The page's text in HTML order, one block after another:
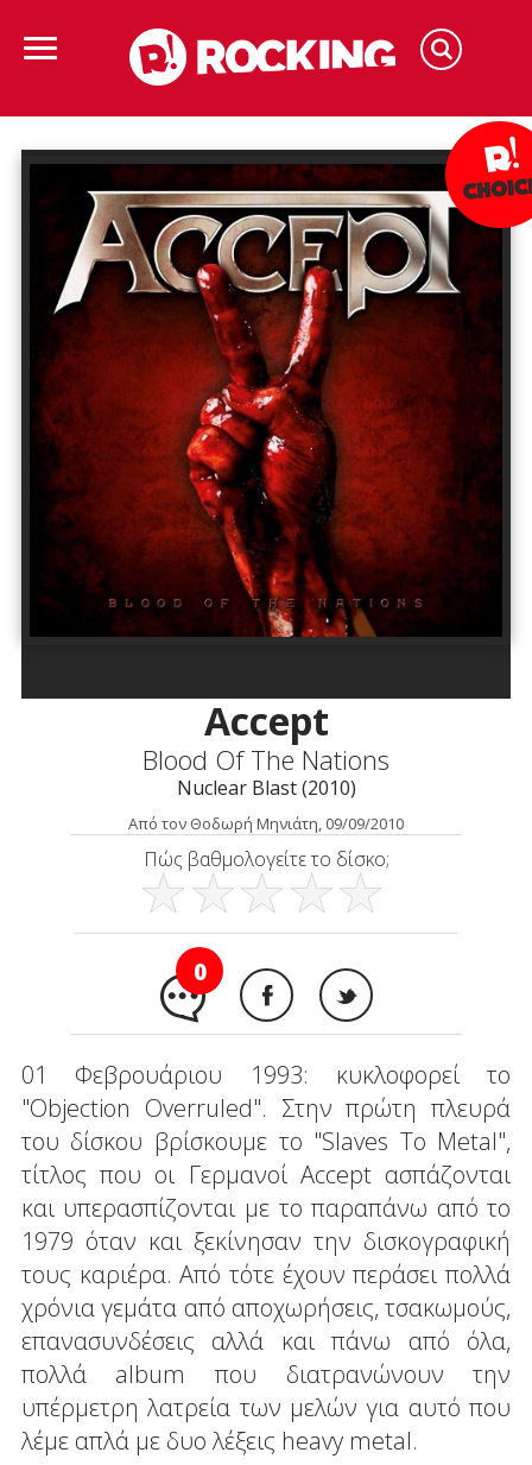
Accept
Blood Of The Nations
Nuclear Blast (2010)
Από τον Θοδωρή Μηνιάτη, 09/09/2010
Πώς βαθμολογείτε το δίσκο;
0
01 Φεβρουάριου 1993: κυκλοφορεί το
"Objection Overruled". Στην πρώτη πλευρά
του δίσκου βρίσκουμε το "Slaves To Metal",
τίτλος που οι Γερμανοί Accept ασπάζονται
και υπερασπίζονται με το παραπάνω από το
1979 όταν και ξεκίνησαν την δισκογραφική
τους καριέρα. Από τότε έχουν περάσει πολλά
χρόνια γεμάτα από αποχωρήσεις, τσακωμούς,
επανασυνδέσεις αλλά και πάνω από όλα,
πολλά album που διατρανώνουν την
υπέρμετρη λατρεία των μελών για αυτό που
λέμε απλά με δυο λέξεις heavy metal.